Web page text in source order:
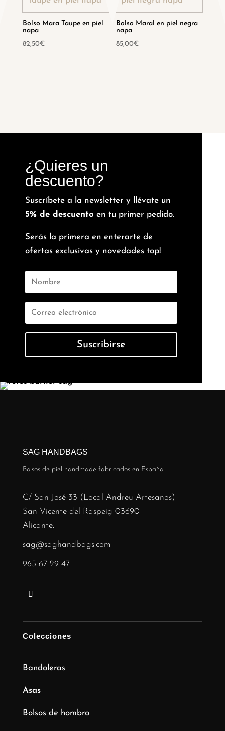
Bolso Mara Taupe en piel
napa
82,50€
Bolso Maral en piel negra
napa
85,00€
¿Quieres un
descuento?
Suscríbete a la newsletter y llévate un
5% de descuento en tu primer pedido.
Serás la primera en enterarte de
ofertas exclusivas y novedades top!
Suscribirse
SAG HANDBAGS
Bolsos de piel handmade fabricados en España.
C/ San José 33 (Local Andreu Artesanos)
San Vicente del Raspeig 03690
Alicante.
sag@saghandbags.com
965 67 29 47
Colecciones
Bandoleras
Asas
Bolsos de hombro